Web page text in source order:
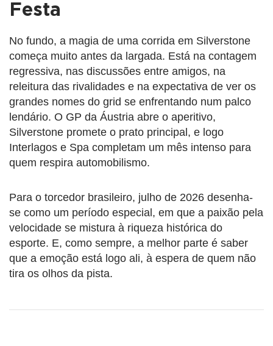
Festa
No fundo, a magia de uma corrida em Silverstone
começa muito antes da largada. Está na contagem
regressiva, nas discussões entre amigos, na
releitura das rivalidades e na expectativa de ver os
grandes nomes do grid se enfrentando num palco
lendário. O GP da Áustria abre o aperitivo,
Silverstone promete o prato principal, e logo
Interlagos e Spa completam um mês intenso para
quem respira automobilismo.
Para o torcedor brasileiro, julho de 2026 desenha-
se como um período especial, em que a paixão pela
velocidade se mistura à riqueza histórica do
esporte. E, como sempre, a melhor parte é saber
que a emoção está logo ali, à espera de quem não
tira os olhos da pista.